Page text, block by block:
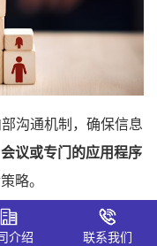
沟通机制，确保信息
议或专门的应用程序
略。
络行为准则和舆情应
介绍 联系我们